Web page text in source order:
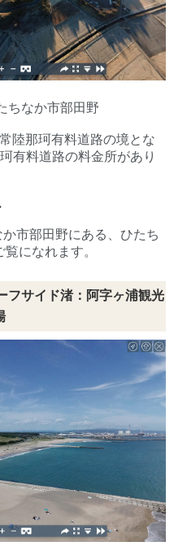
ちなか市部田野
陸那珂有料道路の境とな
有料道路の料金所があり
市部田野にある、ひたち
になれます。
フサイド渚：阿字ヶ浦観光